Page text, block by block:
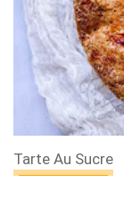
Tarte Au Sucre